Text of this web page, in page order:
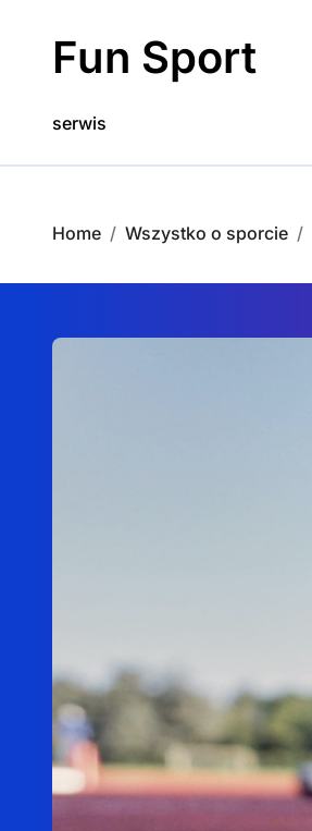
contentFun Sport
serwis
Home Wszystko o sporcie